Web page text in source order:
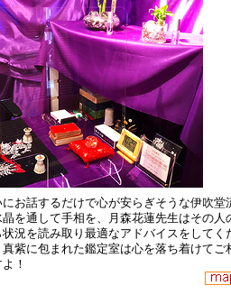
にお話するだけで心が安らぎそうな伊吹堂
を通して手相を、月森花蓮先生はその人
況を読み取り最適なアドバイスをしてく
真紫に包まれた鑑定室は心を落ち着けてご
！